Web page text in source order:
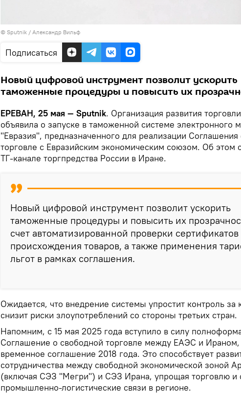
© Sputnik / Александр Вильф
Подписаться
Новый цифровой инструмент позволит ускорить
таможенные процедуры и повысить их
ЕРЕВАН, 25 мая — Sputnik. Организация развития
объявила о запуске в таможенной системе электронного
"Евразия", предназначенного для реализации
торговле с Евразийским экономическим союзом. Об этом
ТГ-канале торгпредства России в Иране.
Новый цифровой инструмент позволит ускорить
таможенные процедуры и повысить их
счет автоматизированной проверки сертификатов
происхождения товаров, а также применения
льгот в рамках соглашения.
Ожидается, что внедрение системы упростит контроль за
снизит риски злоупотреблений со стороны третьих стран.
Напомним, с 15 мая 2025 года вступило в силу
Соглашение о свободной торговле между ЕАЭС и
временное соглашение 2018 года. Это способствует
сотрудничества между свободной экономической зоной
(включая СЭЗ "Мегри") и СЭЗ Ирана, упрощая торговлю и
промышленно-логистические связи в регионе.